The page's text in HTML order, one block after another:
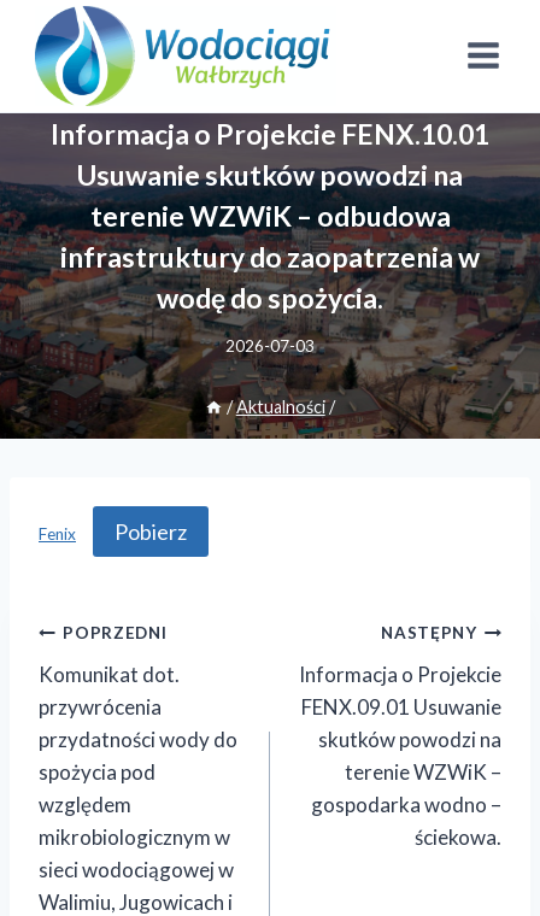
Przejdź
treści
Informacja o Projekcie FENX.10.01
Usuwanie skutków powodzi na
terenie WZWiK – odbudowa
infrastruktury do zaopatrzenia w
wodę do spożycia.
2026-07-03
/Aktualności/
Fenix Pobierz
Nawigacja
wpisu
POPRZEDNI
Komunikat dot.
przywrócenia
przydatności wody do
spożycia pod
względem
mikrobiologicznym w
sieci wodociągowej w
Walimiu, Jugowicach i
NASTĘPNY
Informacja o Projekcie
FENX.09.01 Usuwanie
skutków powodzi na
terenie WZWiK –
gospodarka wodno –
ściekowa.